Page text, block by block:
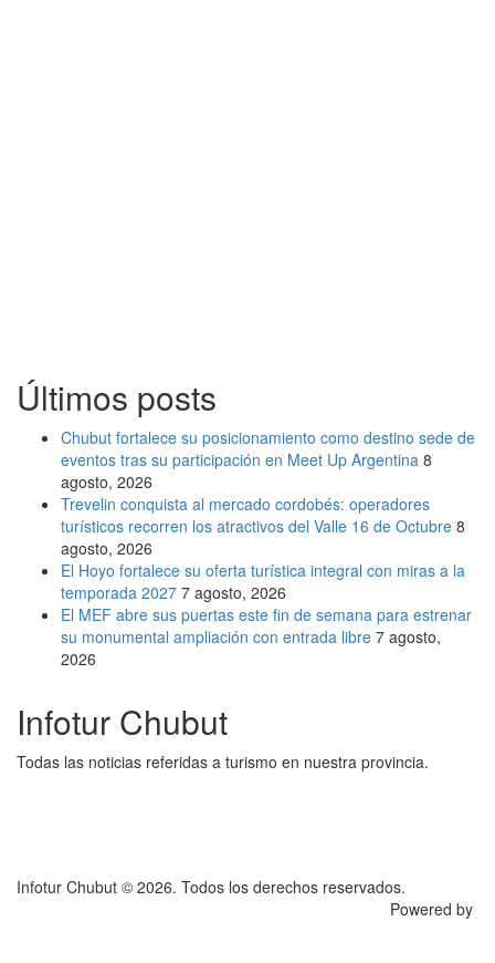
Últimos posts
Chubut fortalece su posicionamiento como destino sede de
eventos tras su participación en Meet Up Argentina 8
agosto, 2026
Trevelin conquista al mercado cordobés: operadores
turísticos recorren los atractivos del Valle 16 de Octubre 8
agosto, 2026
El Hoyo fortalece su oferta turística integral con miras a la
temporada 2027 7 agosto, 2026
El MEF abre sus puertas este fin de semana para estrenar
su monumental ampliación con entrada libre 7 agosto,
2026
Infotur Chubut
Todas las noticias referidas a turismo en nuestra provincia.
Infotur Chubut © 2026. Todos los derechos reservados.
Powered by